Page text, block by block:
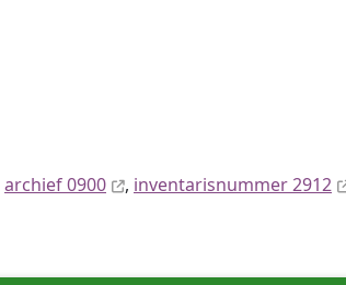
archief 0900 , inventaris­num­mer 2912